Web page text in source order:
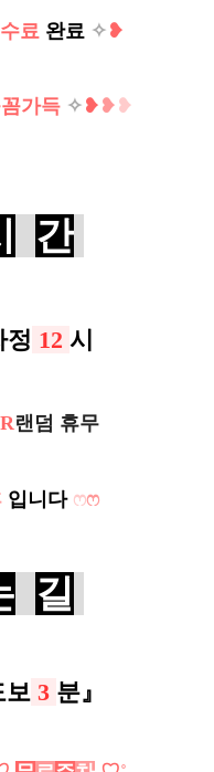
료완료 ✧ ❥
가득 ✧ ❥ ❥ ❥
간
정 12 시
R랜덤 휴무
입니다 ෆෆ
길
보 3 분』